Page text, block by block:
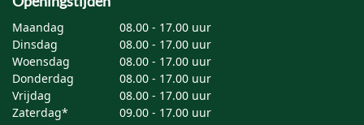
Maandag
08.00 - 17.00 uur
Dinsdag
08.00 - 17.00 uur
Woensdag
08.00 - 17.00 uur
Donderdag
08.00 - 17.00 uur
Vrijdag
08.00 - 17.00 uur
Zaterdag*
09.00 - 17.00 uur